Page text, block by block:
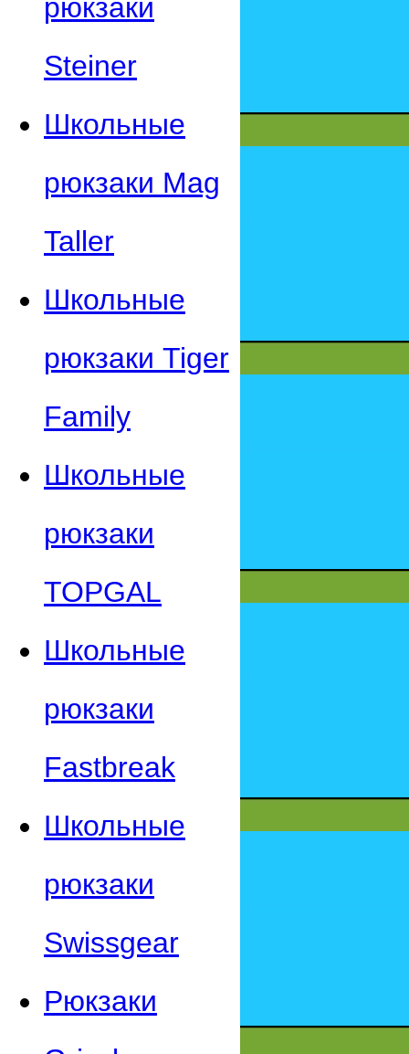
рюкзаки
Steiner
Школьные
рюкзаки Mag
Taller
Школьные
рюкзаки Tiger
Family
Школьные
рюкзаки
TOPGAL
Школьные
рюкзаки
Fastbreak
Школьные
рюкзаки
Swissgear
Рюкзаки